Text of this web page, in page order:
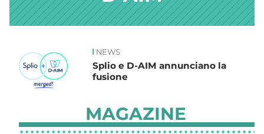
News NEWS
Splio e D-AIM annunciano la
fusione
MAGAZINE